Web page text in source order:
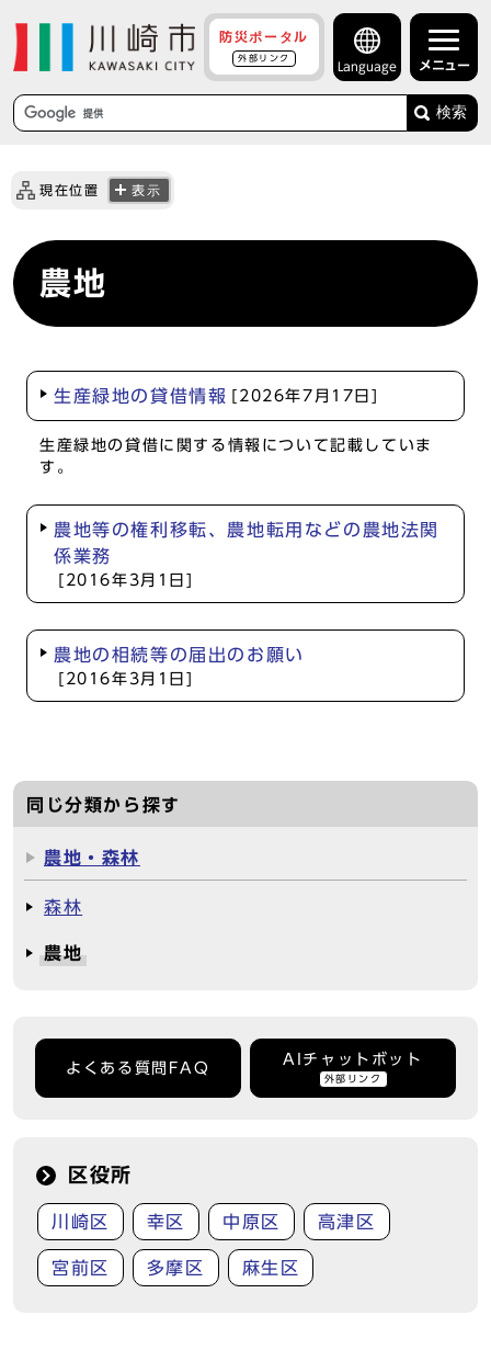
防災ポータル
外部リンク
Language メニュー
検索
現在位置 表示
農地
生産緑地の貸借情報 [2026年7月17日]
生産緑地の貸借に関する情報について記載していま
す。
農地等の権利移転、農地転用などの農地法関
係業務
[2016年3月1日]
農地の相続等の届出のお願い
[2016年3月1日]
同じ分類から探す
農地・森林
森林
農地
よくある質問FAQ
AIチャットボット
外部リンク
区役所
川崎区 幸区 中原区 高津区
宮前区 多摩区 麻生区